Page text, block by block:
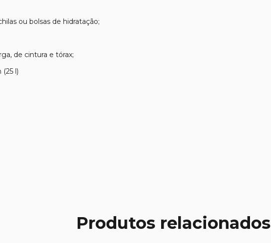
ou bolsas de hidratação;
de cintura e tórax;
(25 l)
Produtos relacionados